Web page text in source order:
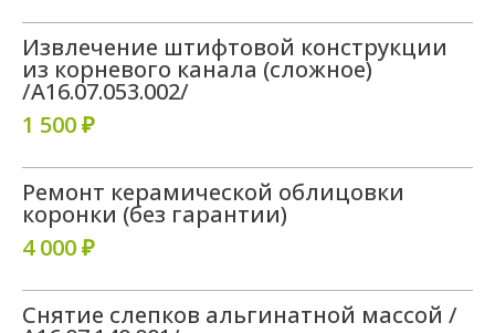
Извлечение штифтовой конструкции
из корневого канала (сложное)
/A16.07.053.002/
1 500 ₽
Ремонт керамической облицовки
коронки (без гарантии)
4 000 ₽
Снятие слепков альгинатной массой /